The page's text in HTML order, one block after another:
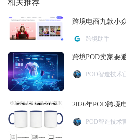
相关推荐
跨境电商九款小
跨境助手
跨境POD卖家要
POD智造技术
2026年POD跨境
POD智造技术